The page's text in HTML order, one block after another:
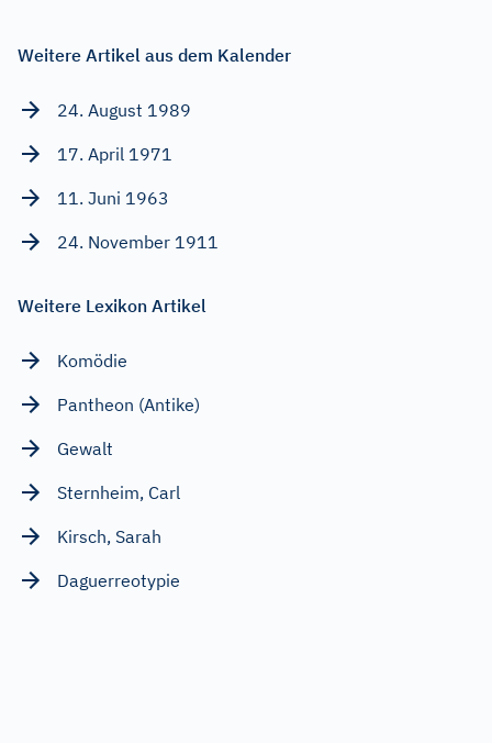
Weitere Artikel aus dem Kalender
24. August 1989
17. April 1971
11. Juni 1963
24. November 1911
Weitere Lexikon Artikel
Komödie
Pantheon (Antike)
Gewalt
Sternheim, Carl
Kirsch, Sarah
Daguerreotypie